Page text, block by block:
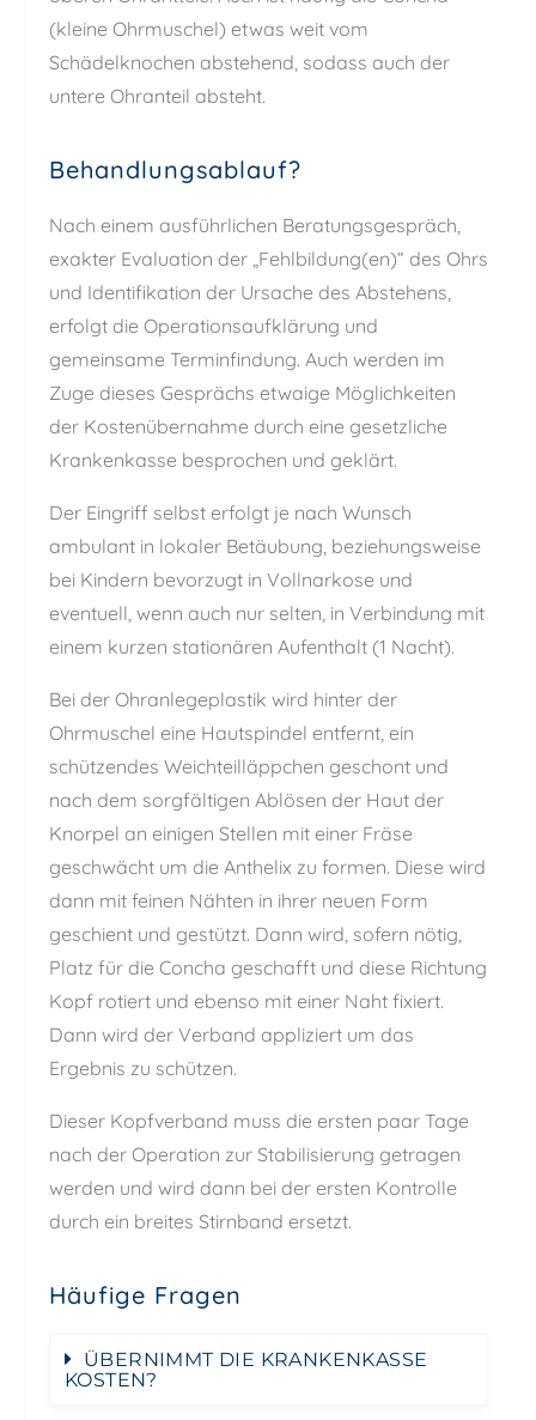
(kleine Ohrmuschel) etwas weit vom
Schädelknochen abstehend, sodass auch der
untere Ohranteil absteht.
Behandlungsablauf?
Nach einem ausführlichen Beratungsgespräch,
exakter Evaluation der „Fehlbildung(en)“ des Ohrs
und Identifikation der Ursache des Abstehens,
erfolgt die Operationsaufklärung und
gemeinsame Terminfindung. Auch werden im
Zuge dieses Gesprächs etwaige Möglichkeiten
der Kostenübernahme durch eine gesetzliche
Krankenkasse besprochen und geklärt.
Der Eingriff selbst erfolgt je nach Wunsch
ambulant in lokaler Betäubung, beziehungsweise
bei Kindern bevorzugt in Vollnarkose und
eventuell, wenn auch nur selten, in Verbindung mit
einem kurzen stationären Aufenthalt (1 Nacht).
Bei der Ohranlegeplastik wird hinter der
Ohrmuschel eine Hautspindel entfernt, ein
schützendes Weichteilläppchen geschont und
nach dem sorgfältigen Ablösen der Haut der
Knorpel an einigen Stellen mit einer Fräse
geschwächt um die Anthelix zu formen. Diese wird
dann mit feinen Nähten in ihrer neuen Form
geschient und gestützt. Dann wird, sofern nötig,
Platz für die Concha geschafft und diese Richtung
Kopf rotiert und ebenso mit einer Naht fixiert.
Dann wird der Verband appliziert um das
Ergebnis zu schützen.
Dieser Kopfverband muss die ersten paar Tage
nach der Operation zur Stabilisierung getragen
werden und wird dann bei der ersten Kontrolle
durch ein breites Stirnband ersetzt.
Häufige Fragen
ÜBERNIMMT DIE KRANKENKASSE
KOSTEN?